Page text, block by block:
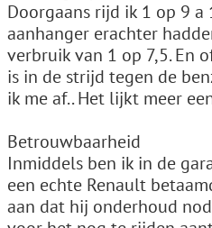
Doorgaans rijd ik 1 op 9 a
aanhanger erachter
verbruik van 1 op 7,5. En
is in de strijd tegen de
ik me af.. Het lijkt meer
Betrouwbaarheid
Inmiddels ben ik in de
een echte Renault
aan dat hij onderhoud